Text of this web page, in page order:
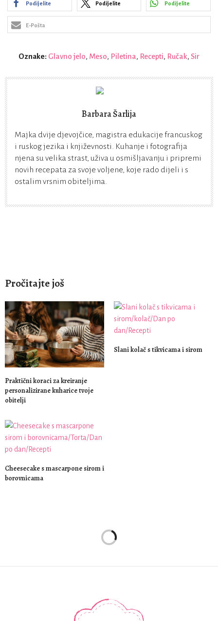
Podijelite Podijelite Podijelite
E-Pošta
Oznake: Glavno jelo, Meso, Piletina, Recepti, Ručak, Sir
Barbara Šarlija
Majka dvije djevojčice, magistra edukacije francuskog
i ruskog jezika i književnosti. Kuhanje i fotografija
njena su velika strast, uživa u osmišljavanju i pripremi
novih recepata za svoje voljene, koje rado dijeli i s
ostalim vrsnim obiteljima.
Pročitajte još
Praktični koraci za kreiranje
personalizirane kuharice tvoje
obitelji
Slani kolač s tikvicama i sirom
Cheesecake s mascarpone sirom i
borovnicama